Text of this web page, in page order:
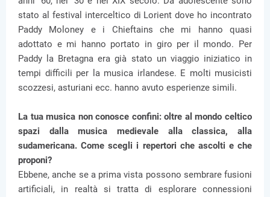
stato al festival interceltico di Lorient dove ho incontrato
Paddy Moloney e i Chieftains che mi hanno quasi
adottato e mi hanno portato in giro per il mondo. Per
Paddy la Bretagna era già stato un viaggio iniziatico in
tempi difficili per la musica irlandese. E molti musicisti
scozzesi, asturiani ecc. hanno avuto esperienze simili.
La tua musica non conosce confini: oltre al mondo celtico
spazi dalla musica medievale alla classica, alla
sudamericana. Come scegli i repertori che ascolti e che
proponi?
Ebbene, anche se a prima vista possono sembrare fusioni
artificiali, in realtà si tratta di esplorare connessioni